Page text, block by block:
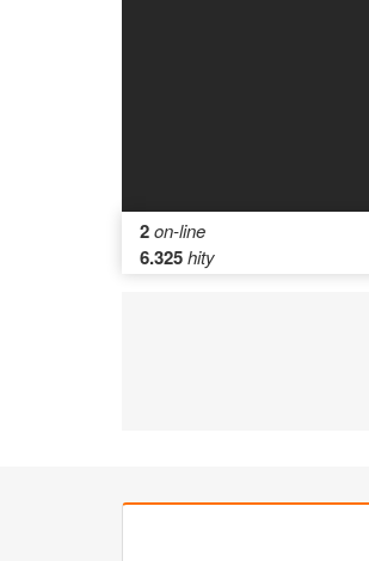
2on-line
6.325hity